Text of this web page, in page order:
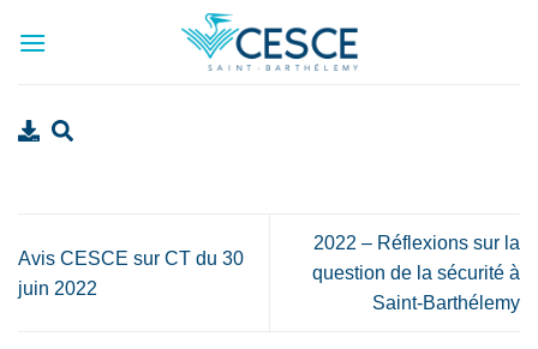
Avis CESCE sur CT du 30
juin 2022
2022 – Réflexions sur la
question de la sécurité à
Saint-Barthélemy